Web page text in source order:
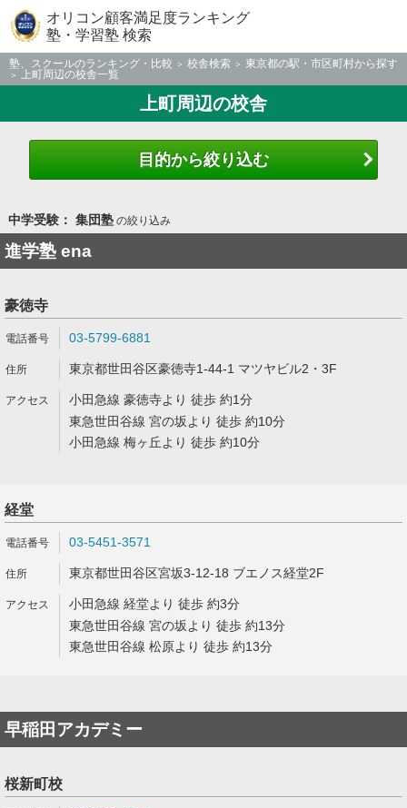
オリコン顧客満足度ランキング
塾・学習塾 検索
塾、スクールのランキング・比較 校舎検索
東京都の駅・市区町村から探す
上町周辺の校舎一覧
上町周辺の校舎
目的から絞り込む
中学受験： 集団塾の絞り込み
進学塾 ena
豪徳寺
03-5799-6881
東京都世田谷区豪徳寺1-44-1 マツヤビル2・3F
小田急線 豪徳寺より 徒歩 約1分
東急世田谷線 宮の坂より 徒歩 約10分
小田急線 梅ヶ丘より 徒歩 約10分
経堂
03-5451-3571
東京都世田谷区宮坂3-12-18 ブエノス経堂2F
小田急線 経堂より 徒歩 約3分
東急世田谷線 宮の坂より 徒歩 約13分
東急世田谷線 松原より 徒歩 約13分
早稲田アカデミー
桜新町校